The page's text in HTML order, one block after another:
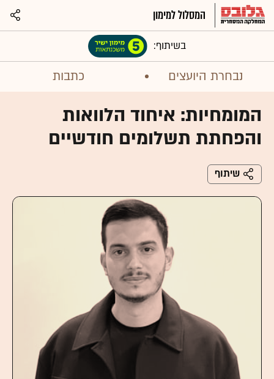
המסלול למימון
נבחרת היועצים כתבות
בשיתוף:
המומחיות: איחוד הלוואות
והפחתת תשלומים חודשיים
שיתוף